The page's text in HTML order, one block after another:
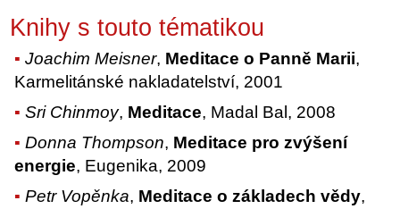
Knihy s touto tématikou
Joachim Meisner, Meditace o Panně Marii,
Karmelitánské nakladatelství, 2001
Sri Chinmoy, Meditace, Madal Bal, 2008
Donna Thompson, Meditace pro zvýšení
energie, Eugenika, 2009
Petr Vopěnka, Meditace o základech vědy,